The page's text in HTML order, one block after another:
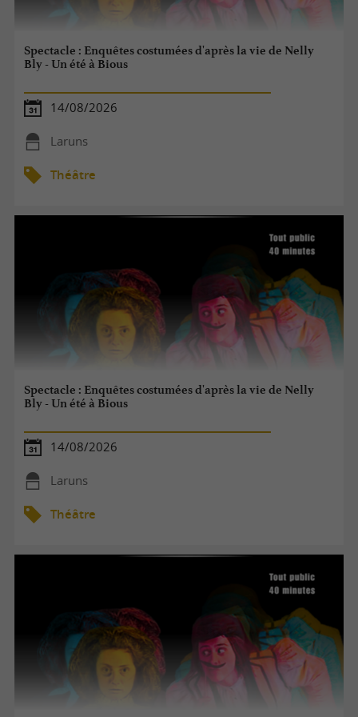
Spectacle : Enquêtes costumées d'après la vie de Nelly
Bly - Un été à Bious
14/08/2026
Laruns
Théâtre
Spectacle : Enquêtes costumées d'après la vie de Nelly
Bly - Un été à Bious
14/08/2026
Laruns
Théâtre